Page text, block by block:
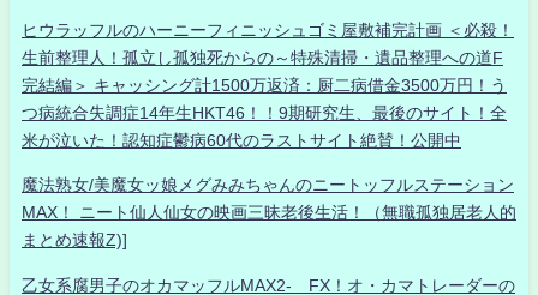
ヒウラッフルのハーニーフィニッシュゴミ屋敷補完計画 ＜必殺！
生前整理人！孤立し孤独死からの～特殊清掃・遺品整理への道F
完結編＞ キャッシング計1500万返済：厨二病借金3500万円！う
つ病統合失調症14年生HKT46！！9期研究生、最後のサイト！全
米が泣いた！認知症鬱病60代のラストサイト絶賛！公開中
魔法熟女/美魔女ッ娘メグみみちゃんのニートッフルステーション
MAX！ ニート仙人仙女の映画三昧老後生活！（無職孤独居老人的
まとめ速報Z)]
乙女系腐男子のオカマッフルMAX2- FX！オ・カマトレーダーの